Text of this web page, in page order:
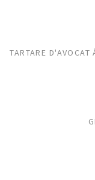
TARTARE D'AVOCAT